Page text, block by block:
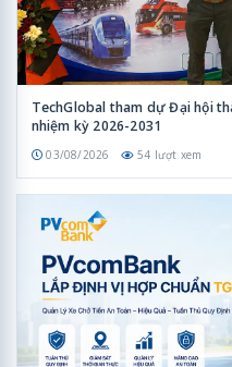
TechGlobal tham dự Đại hội
nhiệm kỳ 2026-2031
03/08/2026 54 lượt xem